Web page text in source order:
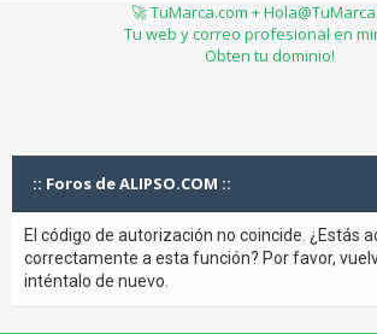
🚀 TuMarca.com +
Tu web y correo profesional en
Obten tu dominio!
:: Foros de ALIPSO.COM ::
El código de autorización no coincide. ¿Estás
correctamente a esta función? Por favor,
inténtalo de nuevo.